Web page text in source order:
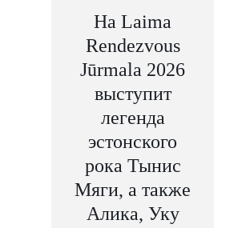
На Laima
Rendezvous
Jūrmala 2026
выступит
легенда
эстонского
рока Тынис
Мяги, а также
Алика, Уку